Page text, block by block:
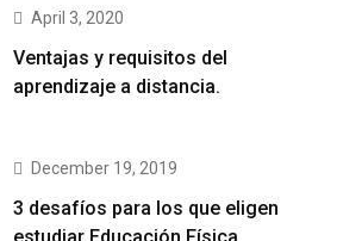
April 3, 2020
Ventajas y requisitos del
aprendizaje a distancia.
December 19, 2019
3 desafíos para los que eligen